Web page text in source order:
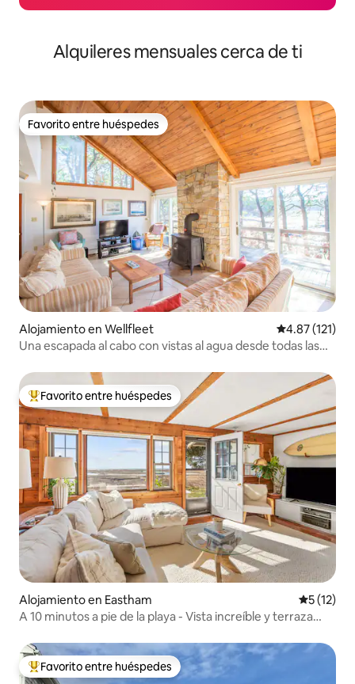
Alquileres mensuales cerca de ti
Favorito entre huéspedes
Favorito entre huéspedes
Alojamiento en Wellfleet Calificación
4.87 (121)
Una escapada al cabo con vistas al agua desde todas las
Favorito entre huéspedes preferido
Favorito entre huéspedes
Alojamiento en Eastham
5 (12)
A 10 minutos a pie de la playa - Vista increíble y terraza
Favorito entre huéspedes preferido
Favorito entre huéspedes